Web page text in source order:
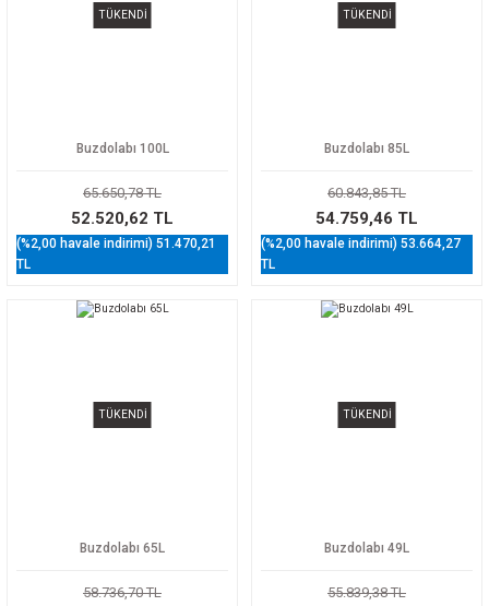
TÜKENDİ
Buzdolabı 100L
65.650,78 TL
52.520,62 TL
(%2,00 havale indirimi) 51.470,21
TL
TÜKENDİ
Buzdolabı 85L
60.843,85 TL
54.759,46 TL
(%2,00 havale indirimi) 53.664,27
TL
TÜKENDİ
Buzdolabı 65L
58.736,70 TL
TÜKENDİ
Buzdolabı 49L
55.839,38 TL